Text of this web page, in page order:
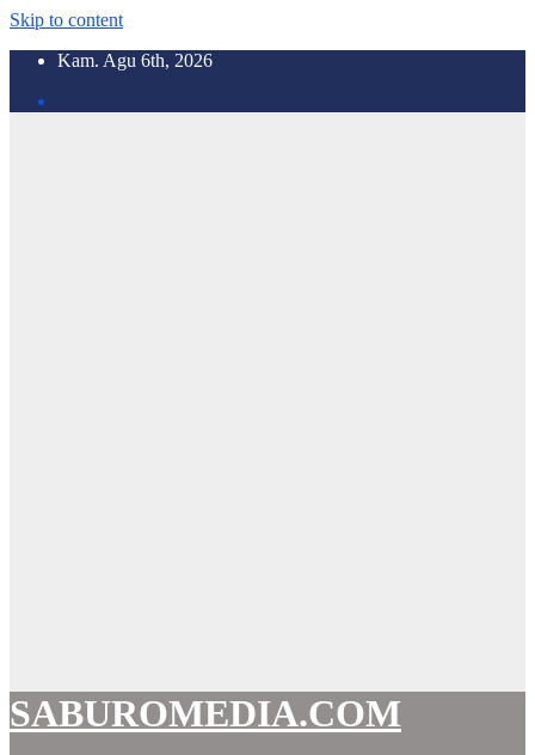
Skip to content
Kam. Agu 6th, 2026
SABUROMEDIA.COM